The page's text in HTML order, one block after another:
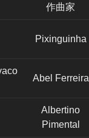
作曲家
Pixinguinha
Abel Ferreira
Albertino
Pimental